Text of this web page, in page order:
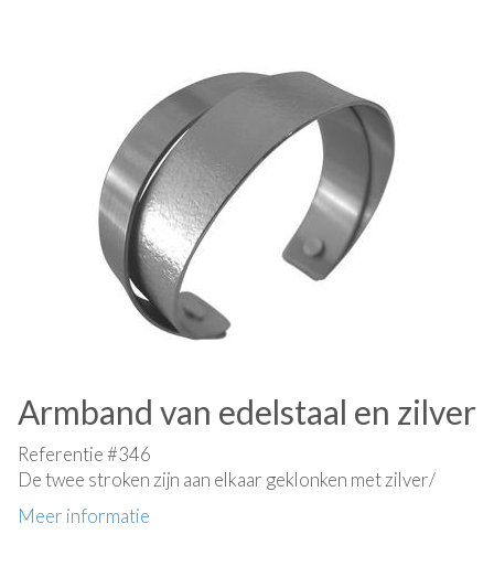
Armband van edelstaal en zilver
Referentie #346
De twee stroken zijn aan elkaar geklonken met zilver/
Meer informatie